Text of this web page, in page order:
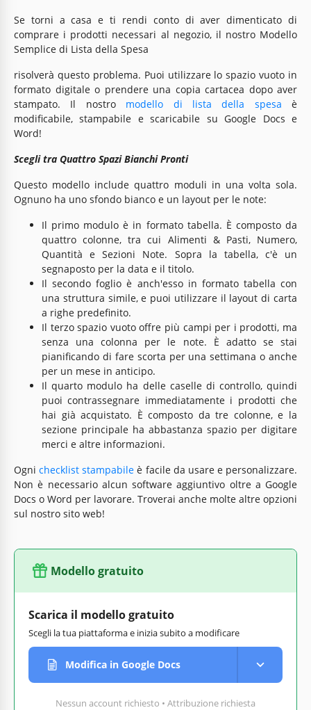
Se torni a casa e ti rendi conto di aver dimenticato di
comprare i prodotti necessari al negozio, il nostro Modello
Semplice di Lista della Spesa
risolverà questo problema. Puoi utilizzare lo spazio vuoto in
formato digitale o prendere una copia cartacea dopo aver
stampato. Il nostro modello di lista della spesa è
modificabile, stampabile e scaricabile su Google Docs e
Word!
Scegli tra Quattro Spazi Bianchi Pronti
Questo modello include quattro moduli in una volta sola.
Ognuno ha uno sfondo bianco e un layout per le note:
Il primo modulo è in formato tabella. È composto da
quattro colonne, tra cui Alimenti & Pasti, Numero,
Quantità e Sezioni Note. Sopra la tabella, c'è un
segnaposto per la data e il titolo.
Il secondo foglio è anch'esso in formato tabella con
una struttura simile, e puoi utilizzare il layout di carta
a righe predefinito.
Il terzo spazio vuoto offre più campi per i prodotti, ma
senza una colonna per le note. È adatto se stai
pianificando di fare scorta per una settimana o anche
per un mese in anticipo.
Il quarto modulo ha delle caselle di controllo, quindi
puoi contrassegnare immediatamente i prodotti che
hai già acquistato. È composto da tre colonne, e la
sezione principale ha abbastanza spazio per digitare
merci e altre informazioni.
Ognichecklist stampabile è facile da usare e personalizzare.
Non è necessario alcun software aggiuntivo oltre a Google
Docs o Word per lavorare. Troverai anche molte altre opzioni
sul nostro sito web!
Modello gratuito
Scarica il modello gratuito
Scegli la tua piattaforma e inizia subito a modificare
Modifica in Google Docs
Nessun account richiesto • Attribuzione richiesta